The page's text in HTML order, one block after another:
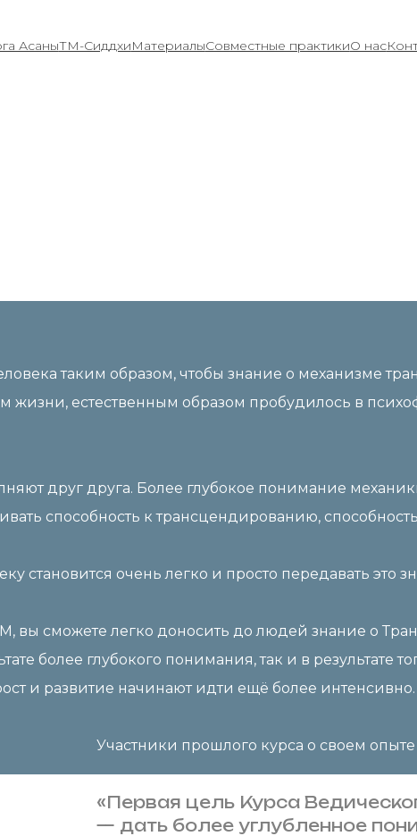
АсаныТМ-СиддхиМатериалыСовместные практикиО нас
таким образом, чтобы знание о механизме
жизни, естественным образом пробудилось в
друг друга. Более глубокое понимание
способность к трансцендированию,
становится очень легко и просто передавать это
вы сможете легко доносить до людей знание о
более глубокого понимания, так и в результате
и развитие начинают идти ещё более интенсивно.
Участники прошлого курса о своем опыте
«Первая цель Курса
— дать более углубленное